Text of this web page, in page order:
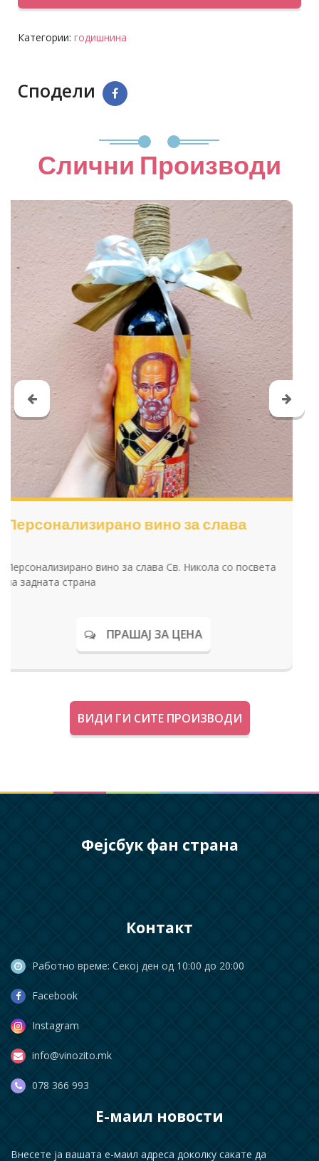
Категории: годишнина
Сподели
Слични Производи
Персонализирано вино за слава
Персонализирано вино за слава Св. Архангел Михаил
со посвета на задната страна
ПРАШАЈ ЗА ЦЕНА
ВИДИ ГИ СИТЕ ПРОИЗВОДИ
Фејсбук фан страна
Контакт
Работно време: Секој ден од 10:00 до 20:00
Facebook
Instagram
info@vinozito.mk
078 366 993
Е-маил новости
Внесете ја вашата е-маил адреса доколку сакате да